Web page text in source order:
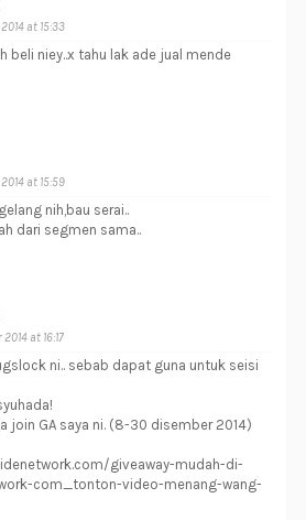
at 15:33
beli niey..x tahu lak ade jual mende
at 15:59
nih,bau serai..
dari segmen sama..
at 16:17
ni.. sebab dapat guna untuk seisi
join GA saya ni. (8-30 disember 2014)
giveaway-mudah-di-
com_tonton-video-menang-wang-